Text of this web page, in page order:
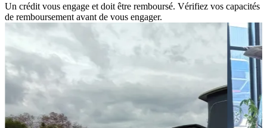
Un crédit vous engage et doit être remboursé. Vérifiez vos capacités
de remboursement avant de vous engager.